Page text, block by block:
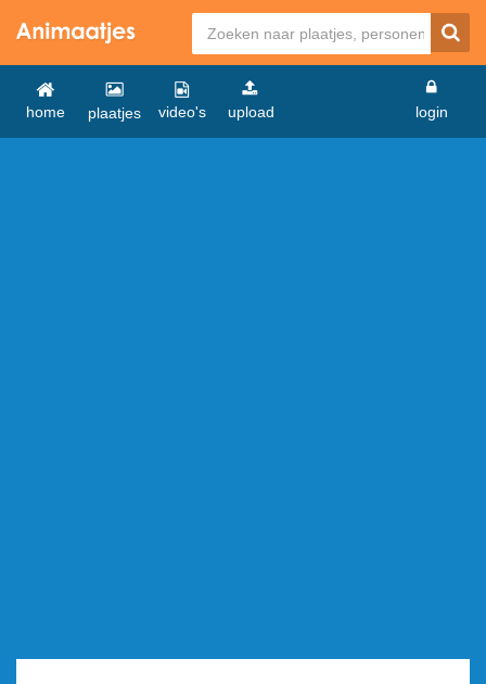
home plaatjes video's upload login